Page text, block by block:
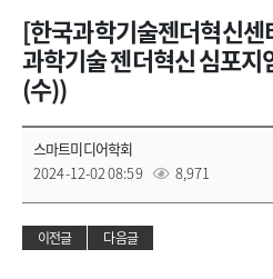
[한국과학기술젠더혁신
과학기술 젠더혁신 심포
(수))
스마트미디어학회
2024-12-02 08:59
8,971
이전글 다음글